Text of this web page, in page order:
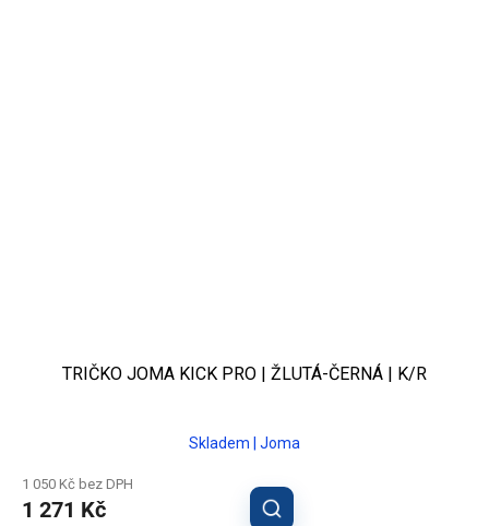
TRIČKO JOMA KICK PRO | ŽLUTÁ-ČERNÁ | K/R
Skladem | Joma
1 050 Kč bez DPH
1 271 Kč